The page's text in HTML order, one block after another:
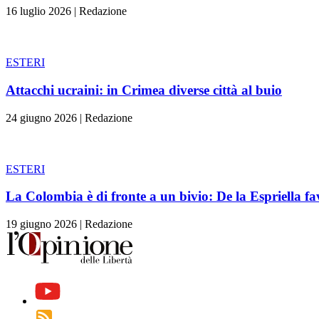
16 luglio 2026 | Redazione
ESTERI
Attacchi ucraini: in Crimea diverse città al buio
24 giugno 2026 | Redazione
ESTERI
La Colombia è di fronte a un bivio: De la Espriella
19 giugno 2026 | Redazione